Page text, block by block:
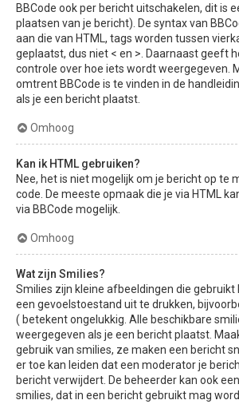
BBCode ook per bericht uitschakelen, dit is
plaatsen van je bericht). De syntax van
aan die van HTML, tags worden tussen
geplaatst, dus niet < en >. Daarnaast geeft
controle over hoe iets wordt weergegeven.
omtrent BBCode is te vinden in de
als je een bericht plaatst.
Omhoog
Kan ik HTML gebruiken?
Nee, het is niet mogelijk om je bericht op te
code. De meeste opmaak die je via HTML
via BBCode mogelijk.
Omhoog
Wat zijn Smilies?
Smilies zijn kleine afbeeldingen die gebruikt
een gevoelstoestand uit te drukken,
( betekent ongelukkig. Alle beschikbare
weergegeven als je een bericht plaatst.
gebruik van smilies, ze maken een bericht
er toe kan leiden dat een moderator je
bericht verwijdert. De beheerder kan ook
smilies, dat in een bericht gebruikt mag